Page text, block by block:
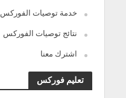
خدمة توصيات الفوركس
نتائج توصيات الفوركس
اشترك معنا
تعليم فوركس